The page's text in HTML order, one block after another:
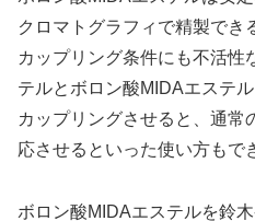
クロマトグラフィで精製でき
カップリング条件にも不活性
テルとボロン酸MIDAエステ
カップリングさせると、通常
応させるといった使い方もで
ボロン酸MIDAエステルを鈴